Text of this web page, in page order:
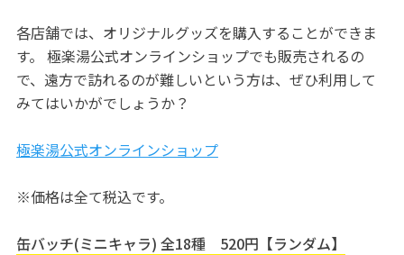
各店舗では、オリジナルグッズを購入することができま
す。 極楽湯公式オンラインショップでも販売されるの
で、遠方で訪れるのが難しいという方は、ぜひ利用して
みてはいかがでしょうか？
極楽湯公式オンラインショップ
※価格は全て税込です。
缶バッチ(ミニキャラ) 全18種 520円【ランダム】